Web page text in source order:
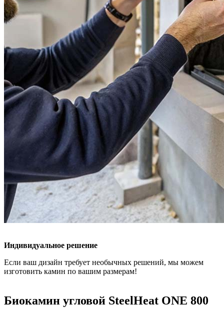
Индивидуальное решение
Если ваш дизайн требует необычных решений, мы можем
изготовить камин по вашим размерам!
Биокамин угловой SteelHeat ONE 800